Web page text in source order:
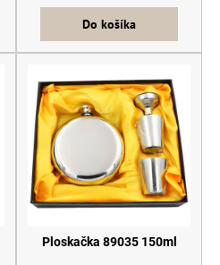
Do košíka
Ploskačka 89035 150ml